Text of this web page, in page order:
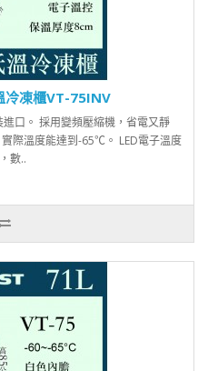
冷凍櫃VT-75INV
進口。 採用變頻壓縮機，省電又靜
際溫度能達到-65℃。 LED電子溫度
數..